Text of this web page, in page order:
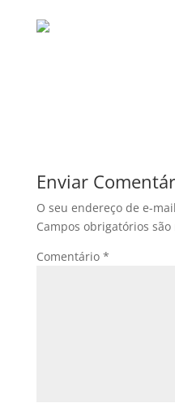
Enviar
O seu endereço de e-
Campos obrigatórios
Comentário *